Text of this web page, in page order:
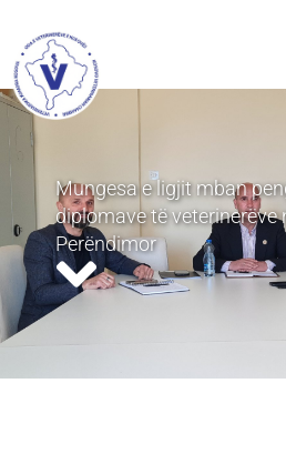
Mungesa e ligjit mban
diplomave të veterinerëve
Perëndimor